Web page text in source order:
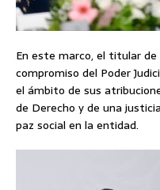
En este marco, el titular
compromiso del Poder
el ámbito de sus
de Derecho y de una
paz social en la entidad.